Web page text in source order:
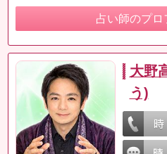
占い師のプロ
大野
う)